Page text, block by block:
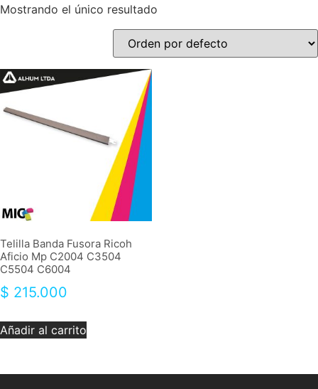
Mostrando el único resultado
Telilla Banda Fusora Ricoh
Aficio Mp C2004 C3504
C5504 C6004
$ 215.000
Añadir al carrito